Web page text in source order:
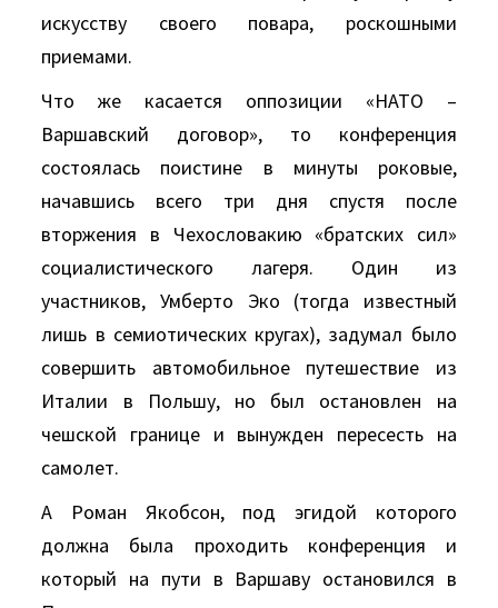
искусству своего повара, роскошными
приемами.
Что же касается оппозиции «НАТО –
Варшавский договор», то конференция
состоялась поистине в минуты роковые,
начавшись всего три дня спустя после
вторжения в Чехословакию «братских сил»
социалистического лагеря. Один из
участников, Умберто Эко (тогда известный
лишь в семиотических кругах), задумал было
совершить автомобильное путешествие из
Италии в Польшу, но был остановлен на
чешской границе и вынужден пересесть на
самолет.
А Роман Якобсон, под эгидой которого
должна была проходить конференция и
который на пути в Варшаву остановился в